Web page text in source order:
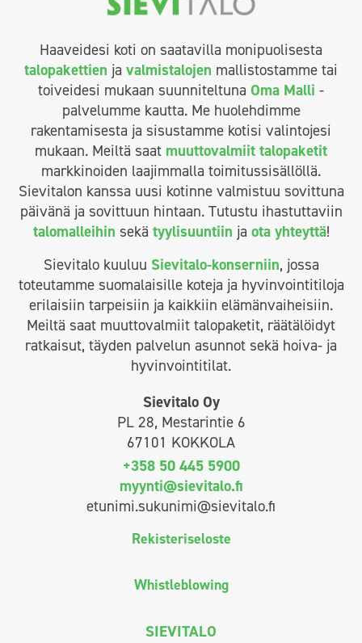
Haaveidesi koti on saatavilla monipuolisesta
talopakettien ja valmistalojen mallistostamme tai
toiveidesi mukaan suunniteltuna Oma Malli -
palvelumme kautta. Me huolehdimme
rakentamisesta ja sisustamme kotisi valintojesi
mukaan. Meiltä saat muuttovalmiit talopaketit
markkinoiden laajimmalla toimitussisällöllä.
Sievitalon kanssa uusi kotinne valmistuu sovittuna
päivänä ja sovittuun hintaan. Tutustu ihastuttaviin
talomalleihin sekä tyylisuuntiin ja ota yhteyttä!
Sievitalo kuuluu Sievitalo-konserniin, jossa
toteutamme suomalaisille koteja ja hyvinvointitiloja
erilaisiin tarpeisiin ja kaikkiin elämänvaiheisiin.
Meiltä saat muuttovalmiit talopaketit, räätälöidyt
ratkaisut, täyden palvelun asunnot sekä hoiva- ja
hyvinvointitilat.
Sievitalo Oy
PL 28, Mestarintie 6
67101 KOKKOLA
+358 50 445 5900
myynti@sievitalo.fi
etunimi.sukunimi@sievitalo.fi
Rekisteriseloste
Whistleblowing
SIEVITALO